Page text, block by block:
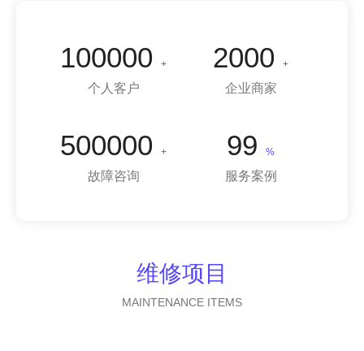
100000 +
个人客户
2000 +
企业商家
500000 +
故障咨询
99 %
服务案例
维修项目
MAINTENANCE ITEMS